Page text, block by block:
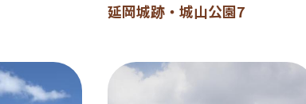
延岡城跡・城山公園7